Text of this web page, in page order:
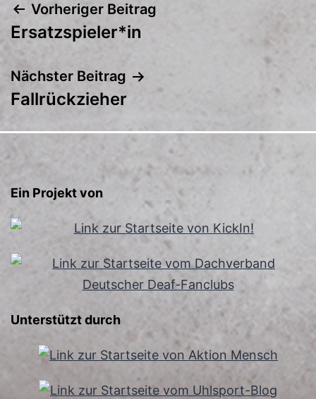
Beitragsnavigation
Vorheriger Beitrag
Ersatzspieler*­in
Nächster Beitrag
Fallrückzieher
Ein Projekt von
Unterstützt durch